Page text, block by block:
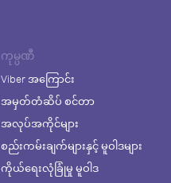
ကုမ္ပဏီ
Viber အကြောင်း
အမှတ်တံဆိပ် စင်တာ
အလုပ်အကိုင်များ
စည်းကမ်းချက်များနှင့် မူဝါဒများ
ကိုယ်ရေးလုံခြုံမှု မူဝါဒ